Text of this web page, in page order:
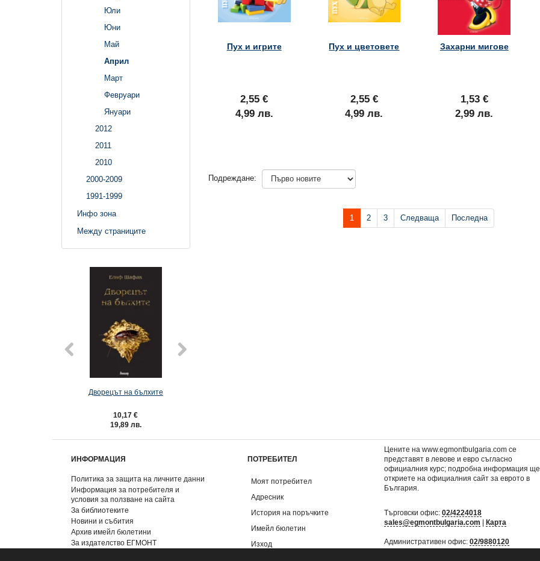
Юли
Юни
Май
Април
Март
Февруари
Януари
2012
2011
2010
2000-2009
1991-1999
Инфо зона
Между страниците
Дворецът на бълхите
10,17 €
19,89 лв.
Пух и игрите
2,55 €
4,99 лв.
Пух и цветовете
2,55 €
4,99 лв.
Захарни мигове
1,53 €
2,99 лв.
Подреждане:
1 2 3 Следваща Последна
ИНФОРМАЦИЯ
Политика за защита на личните данни
Информация за потребителя и
условия за ползване на сайта
За библиотеките
Новини и събития
Архив имейл бюлетини
За издателство ЕГМОНТ
ПОТРЕБИТЕЛ
Моят потребител
Адресник
История на поръчките
Имейл бюлетин
Изход
Цените на www.egmontbulgaria.com се
представят в левове и евро съгласно
официалния курс; подробна информация ще
откриете наофициалния сайт за еврото в
България
Търговски офис:02/4224018
sales@egmontbulgaria.com |Карта
Административен офис:02/9880120
mail@egmontbulgaria.com|Карта